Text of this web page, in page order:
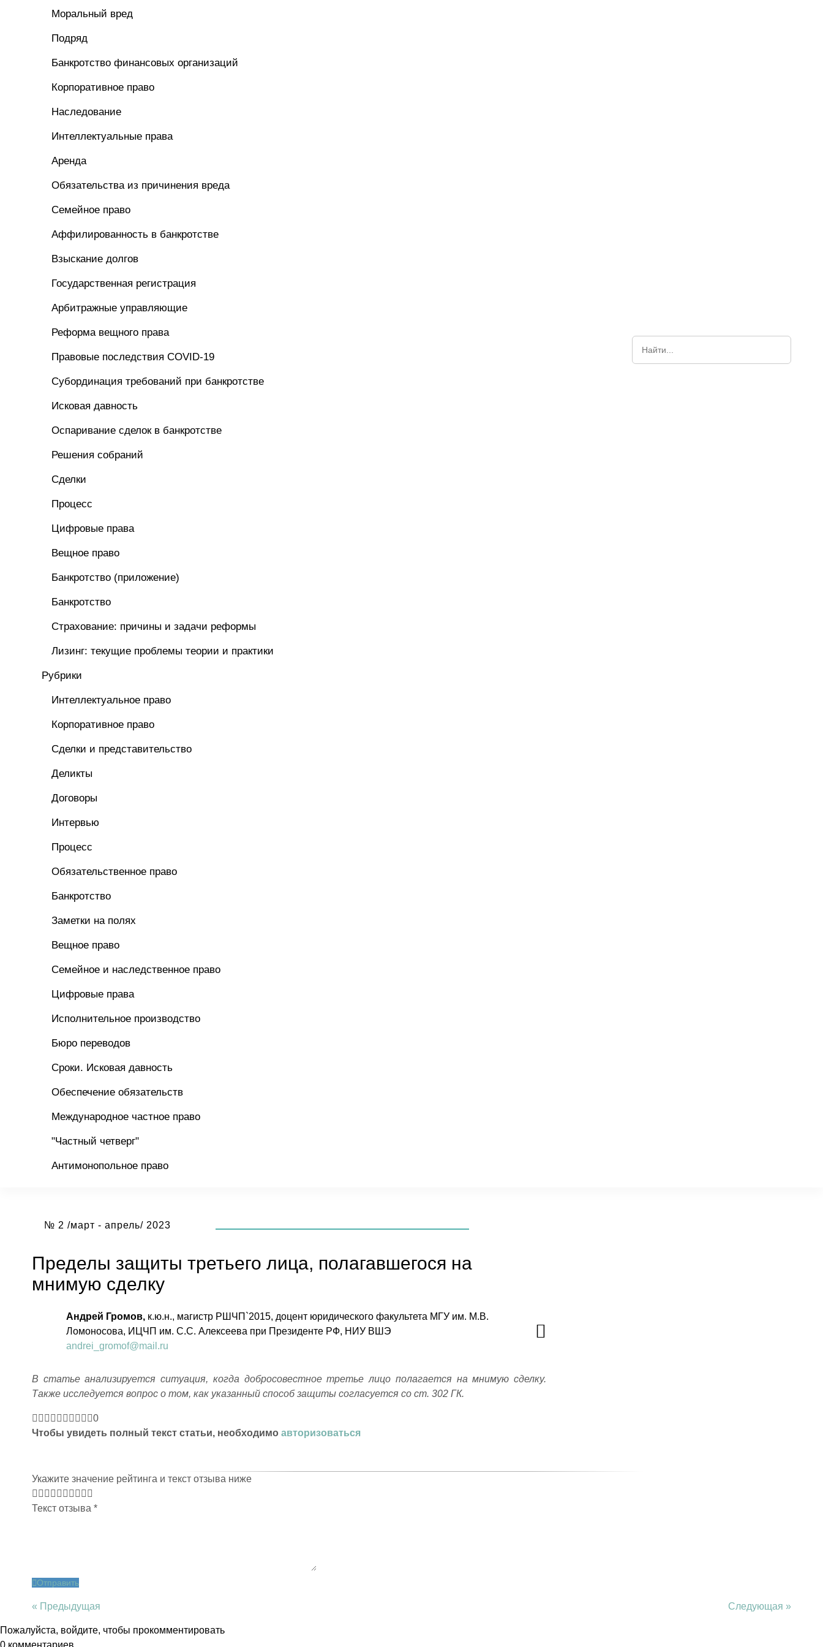
Моральный вред
Подряд
Банкротство финансовых организаций
Корпоративное право
Наследование
Интеллектуальные права
Аренда
Обязательства из причинения вреда
Семейное право
Аффилированность в банкротстве
Взыскание долгов
Государственная регистрация
Арбитражные управляющие
Реформа вещного права
Правовые последствия COVID-19
Субординация требований при банкротстве
Исковая давность
Оспаривание сделок в банкротстве
Решения собраний
Сделки
Процесс
Цифровые права
Вещное право
Банкротство (приложение)
Банкротство
Страхование: причины и задачи реформы
Лизинг: текущие проблемы теории и практики
Рубрики
Интеллектуальное право
Корпоративное право
Сделки и представительство
Деликты
Договоры
Интервью
Процесс
Обязательственное право
Банкротство
Заметки на полях
Вещное право
Семейное и наследственное право
Цифровые права
Исполнительное производство
Бюро переводов
Сроки. Исковая давность
Обеспечение обязательств
Международное частное право
"Частный четверг"
Антимонопольное право
№ 2 /март - апрель/ 2023
Пределы защиты третьего лица, полагавшегося на
мнимую сделку
Андрей Громов, к.ю.н., магистр РШЧП`2015, доцент юридического факультета МГУ им. М.В.
Ломоносова, ИЦЧП им. С.С. Алексеева при Президенте РФ, НИУ ВШЭ
andrei_gromof@mail.ru
В статье анализируется ситуация, когда добросовестное третье лицо полагается на мнимую сделку.
Также исследуется вопрос о том, как указанный способ защиты согласуется со ст. 302 ГК.
0
Чтобы увидеть полный текст статьи, необходимо авторизоваться
Укажите значение рейтинга и текст отзыва ниже
Текст отзыва *
Отправить
« Предыдущая Следующая »
Пожалуйста, войдите, чтобы прокомментировать
0 комментариев